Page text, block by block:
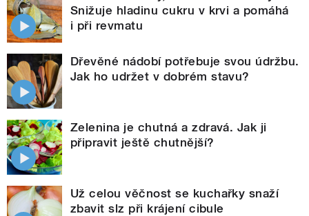
Snižuje hladinu cukru v krvi a pomáhá
i při revmatu
Dřevěné nádobí potřebuje svou údržbu.
Jak ho udržet v dobrém stavu?
Zelenina je chutná a zdravá. Jak ji
připravit ještě chutnější?
Už celou věčnost se kuchařky snaží
zbavit slz při krájení cibule